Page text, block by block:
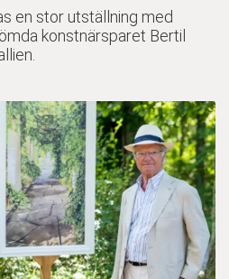
en stor utställning med
konstnärsparet Bertil